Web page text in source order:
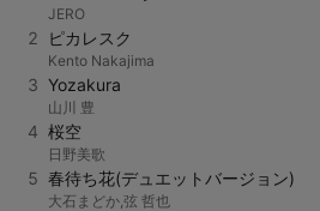
JERO
2 ピカレスク
Kento Nakajima
3 Yozakura
山川 豊
4 桜空
日野美歌
5 春待ち花(デュエットバージョン)
大石まどか,弦 哲也